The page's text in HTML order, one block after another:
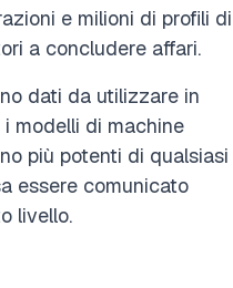
e milioni di profili di
a concludere affari.
dati da utilizzare in
modelli di machine
più potenti di qualsiasi
essere comunicato
livello.